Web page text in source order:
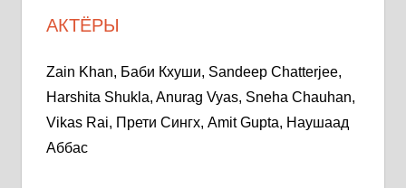
АКТЁРЫ
Zain Khan, Баби Кхуши, Sandeep Chatterjee,
Harshita Shukla, Anurag Vyas, Sneha Chauhan,
Vikas Rai, Прети Сингх, Amit Gupta, Наушаад
Аббас